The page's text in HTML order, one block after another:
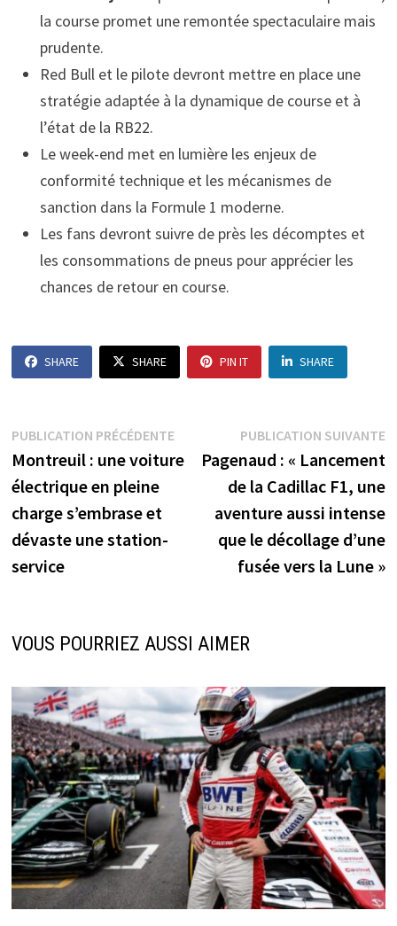
la course promet une remontée spectaculaire mais
prudente.
Red Bull et le pilote devront mettre en place une
stratégie adaptée à la dynamique de course et à
l’état de la RB22.
Le week-end met en lumière les enjeux de
conformité technique et les mécanismes de
sanction dans la Formule 1 moderne.
Les fans devront suivre de près les décomptes et
les consommations de pneus pour apprécier les
chances de retour en course.
SHARE SHARE PIN IT SHARE
Navigation
de
l’article
PUBLICATION PRÉCÉDENTEPublication
précédente :
Montreuil : une voiture
électrique en pleine
charge s’embrase et
dévaste une station-
service
PUBLICATION SUIVANTE
Pagenaud : « Lancement
de la Cadillac F1, une
aventure aussi intense
que le décollage d’une
fusée vers la Lune »
VOUS POURRIEZ AUSSI AIMER